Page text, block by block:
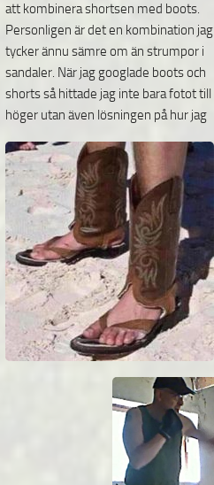
att kombinera shortsen med boots.
Personligen är det en kombination jag
tycker ännu sämre om än strumpor i
sandaler. När jag googlade boots och
shorts så hittade jag inte bara fotot till
höger utan även lösningen på hur jag